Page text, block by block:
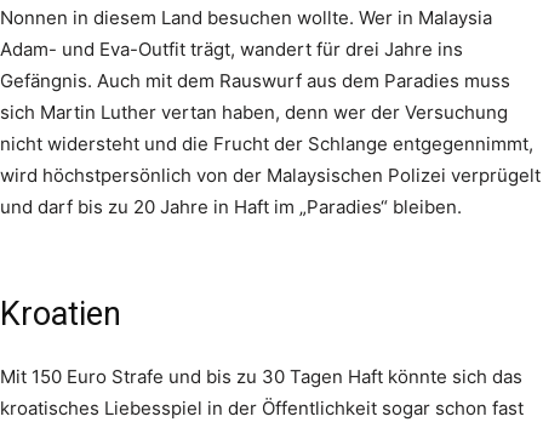
Nonnen in diesem Land besuchen wollte. Wer in Malaysia
Adam- und Eva-Outfit trägt, wandert für drei Jahre ins
Gefängnis. Auch mit dem Rauswurf aus dem Paradies muss
sich Martin Luther vertan haben, denn wer der Versuchung
nicht widersteht und die Frucht der Schlange entgegennimmt,
wird höchstpersönlich von der Malaysischen Polizei verprügelt
und darf bis zu 20 Jahre in Haft im „Paradies“ bleiben.
Kroatien
Mit 150 Euro Strafe und bis zu 30 Tagen Haft könnte sich das
kroatisches Liebesspiel in der Öffentlichkeit sogar schon fast